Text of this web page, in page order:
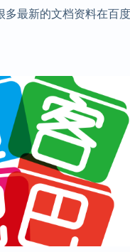
最新的文档资料在百